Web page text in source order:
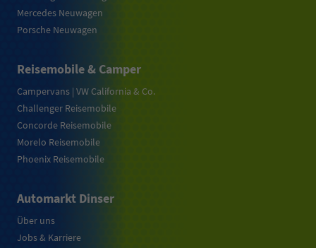
Mercedes Neuwagen
Porsche Neuwagen
Reisemobile & Camper
Campervans | VW California & Co.
Challenger Reisemobile
Concorde Reisemobile
Morelo Reisemobile
Phoenix Reisemobile
Automarkt Dinser
Über uns
Jobs & Karriere